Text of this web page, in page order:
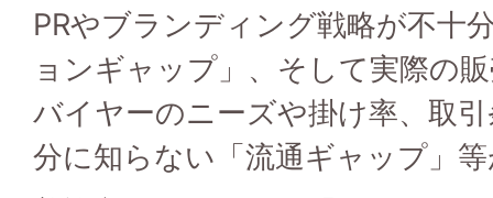
PRやブランディング戦略が不十
ョンギャップ」、そして実際の
バイヤーのニーズや掛け率、取
分に知らない「流通ギャップ」